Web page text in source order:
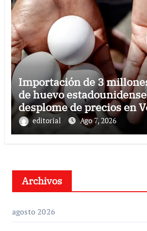
Importación de 3
de huevo
desplome de precios en
llaman a consumir local
editorial Ago 7, 2026
Archivos
agosto 2026